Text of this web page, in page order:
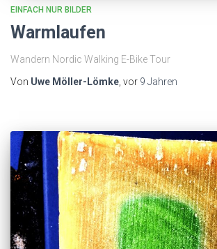
EINFACH NUR BILDER
Warmlaufen
Wandern Nordic Walking E-Bike Tour
Von Uwe Möller-Lömke, vor 9 Jahren